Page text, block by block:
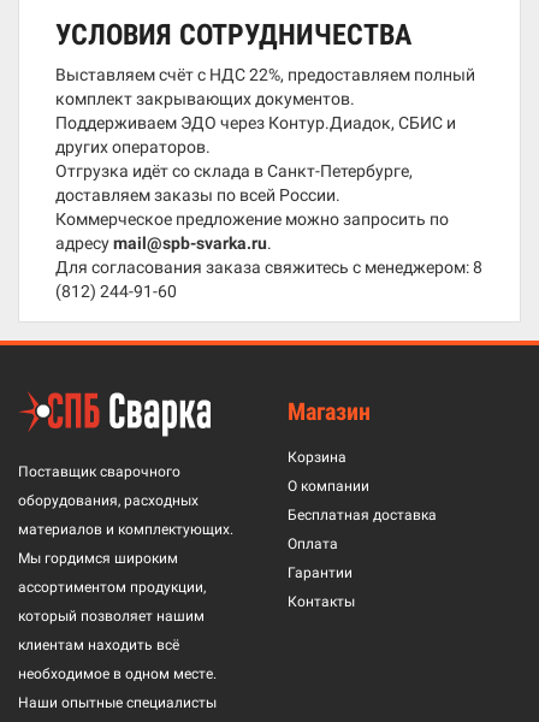
УСЛОВИЯ СОТРУДНИЧЕСТВА
Выставляем счёт с НДС 22%, предоставляем полный
комплект закрывающих документов.
Поддерживаем ЭДО через Контур.Диадок, СБИС и
других операторов.
Отгрузка идёт со склада в Санкт-Петербурге,
доставляем заказы по всей России.
Коммерческое предложение можно запросить по
адресуmail@spb-svarka.ru.
Для согласования заказа свяжитесь с менеджером:8
(812) 244-91-60
Поставщик сварочного
оборудования, расходных
материалов и комплектующих.
Мы гордимся широким
ассортиментом продукции,
который позволяет нашим
клиентам находить всё
необходимое в одном месте.
Наши опытные специалисты
Магазин
Корзина
О компании
Бесплатная доставка
Оплата
Гарантии
Контакты